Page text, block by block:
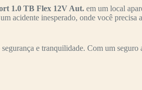
1.0 TB Flex 12V Aut. em um local
acidente inesperado, onde você
e tranquilidade. Com um